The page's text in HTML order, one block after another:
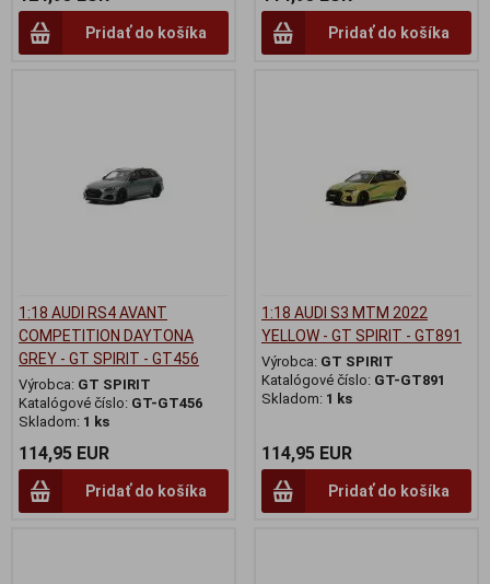
Pridať do košíka Pridať do košíka
1:18 AUDI RS4 AVANT
COMPETITION DAYTONA
GREY - GT SPIRIT - GT456
Výrobca: GT SPIRIT
Katalógové číslo: GT-GT456
Skladom: 1 ks
114,95 EUR
Pridať do košíka
1:18 AUDI S3 MTM 2022
YELLOW - GT SPIRIT - GT891
Výrobca: GT SPIRIT
Katalógové číslo: GT-GT891
Skladom: 1 ks
114,95 EUR
Pridať do košíka